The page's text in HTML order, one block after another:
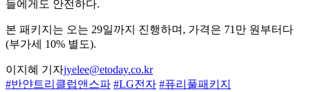
들에게도 안전하다.
본 패키지는 오는 29일까지 진행하며, 가격은 71만 원부터다
(부가세 10% 별도).
이지혜 기자jyelee@etoday.co.kr
#반얀트리클럽앤스파 #LG전자 #퓨리풀패키지